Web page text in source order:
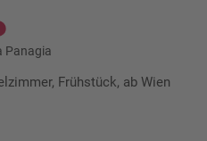
Panagia
Frühstück, ab Wien